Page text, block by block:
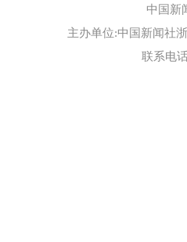
中国新
主办单位:中国新闻社
联系电